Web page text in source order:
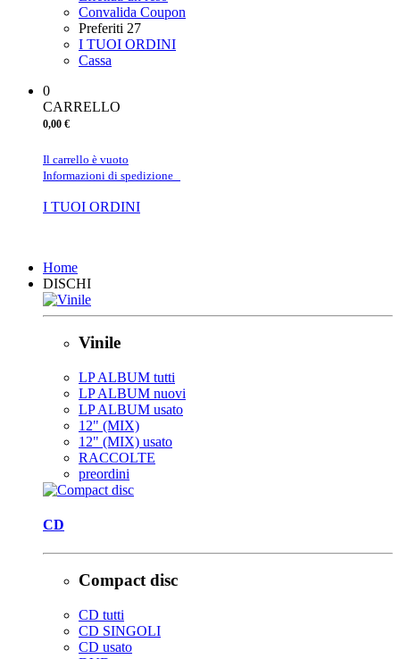
Convalida Coupon
Preferiti 27
I TUOI ORDINI
Cassa
0
CARRELLO
0,00 €
Il carrello è vuoto
Informazioni di spedizione
I TUOI ORDINI
Home
DISCHI
Vinile
LP ALBUM tutti
LP ALBUM nuovi
LP ALBUM usato
12" (MIX)
12" (MIX) usato
RACCOLTE
preordini
CD
Compact disc
CD tutti
CD SINGOLI
CD usato